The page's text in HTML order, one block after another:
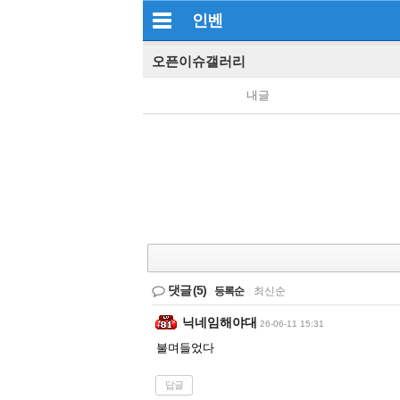
인벤
오픈이슈갤러리
내글
댓글(5) 등록순 최신순
닉네임해야대 26-06-11 15:31
불며들었다
답글